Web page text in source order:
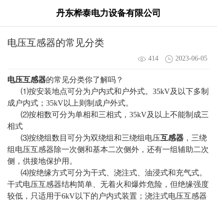
丹东桦泰电力设备有限公司
电压互感器的常见分类
414 2023-06-05
电压互感器的常见分类你了解吗？
⑴按安装地点可分为户内式和户外式。35kV及以下多制
成户内式；35kV以上则制成户外式。
⑵按相数可分为单相和三相式，35kV及以上不能制成三
相式
⑶按绕组数目可分为双绕组和三绕组电压互感器 ，三绕
组电压互感器除一次侧和基本二次侧外，还有一组辅助二次
侧，供接地保护用。
⑷按绝缘方式可分为干式、浇注式、油浸式和充气式。
干式电压互感器结构简单、无着火和爆炸危险，但绝缘强度
较低，只适用于6kV以下的户内式装置；浇注式电压互感器